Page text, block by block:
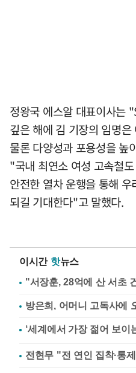
정왕국 에스알 대표이사는
깊은 해에 김 기장의 임명
물론 다양성과 포용성을 높
"국내 최연소 여성 고속철
안전한 열차 운행을 통해
되길 기대한다"고 말했다.
이시간 핫뉴스
"서장훈, 28억에 산 서초
방은희, 어머니 고독사에
전현무 "전 연인 집착·통